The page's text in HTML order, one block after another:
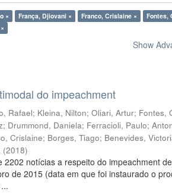
× França, Djiovani × Franco, Crislaine ×
Fontes,
Show
do impeachment
Rafael; Kleina, Nilton;Oliari, Artur; Fontes,
; Drummond, Daniela; Ferracioli, Paulo;
Crislaine; Borges, Tiago; Benevides,
(2018)
notícias a respeito do impeachment
de 2015 (data em que foi instaurado o